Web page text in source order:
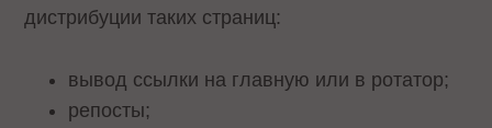
дистрибуции таких страниц:
вывод ссылки на главную или в ротатор;
репосты;